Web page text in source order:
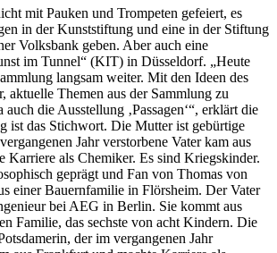
mit Pauken und Trompeten gefeiert, es
in der Kunststiftung und eine in der Stiftung
Volksbank geben. Aber auch eine
im Tunnel“ (KIT) in Düsseldorf. „Heute
langsam weiter. Mit den Ideen des
aktuelle Themen aus der Sammlung zu
die Ausstellung ‚Passagen‘“, erklärt die
ist das Stichwort. Die Mutter ist gebürtige
Jahr verstorbene Vater kam aus
Karriere als Chemiker. Es sind Kriegskinder.
geprägt und Fan von Thomas von
einer Bauernfamilie in Flörsheim. Der Vater
bei AEG in Berlin. Sie kommt aus
Familie, das sechste von acht Kindern. Die
der im vergangenen Jahr